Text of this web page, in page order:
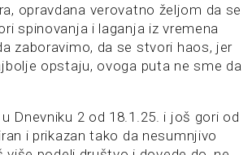
opravdana verovatno željom da se
spinovanja i laganja iz vremena
zaboravimo, da se stvori haos, jer
opstaju, ovoga puta ne sme da
Dnevniku 2 od 18.1.25. i još gori od
i prikazan tako da nesumnjivo